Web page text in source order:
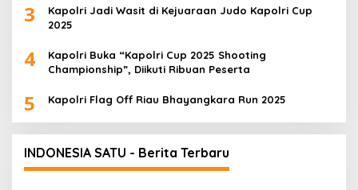
3
Kapolri Jadi Wasit di Kejuaraan Judo Kapolri Cup
2025
4
Kapolri Buka “Kapolri Cup 2025 Shooting
Championship”, Diikuti Ribuan Peserta
5 Kapolri Flag Off Riau Bhayangkara Run 2025
INDONESIA SATU - Berita Terbaru